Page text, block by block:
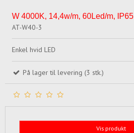
W 4000K, 14,4w/m, 60Led/m, IP65
AT-W40-3
Enkel hvid LED
På lager til levering (3 stk.)
Vis produkt